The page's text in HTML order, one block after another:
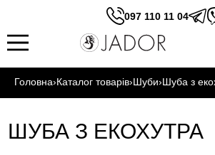
097 110 11 04
Головна›Каталог товарів›Шуби›Шуба з
ШУБА З ЕКОХУТРА